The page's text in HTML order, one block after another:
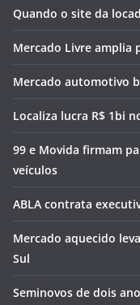
Quando o site da
Mercado Livre amplia
Mercado automotivo
Localiza lucra R$ 1bi
99 e Movida firmam
veículos
ABLA contrata
Mercado aquecido
Sul
Seminovos de dois